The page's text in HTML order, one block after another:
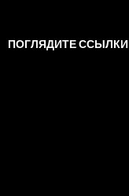
ПОГЛЯДИТЕ ССЫЛКИ